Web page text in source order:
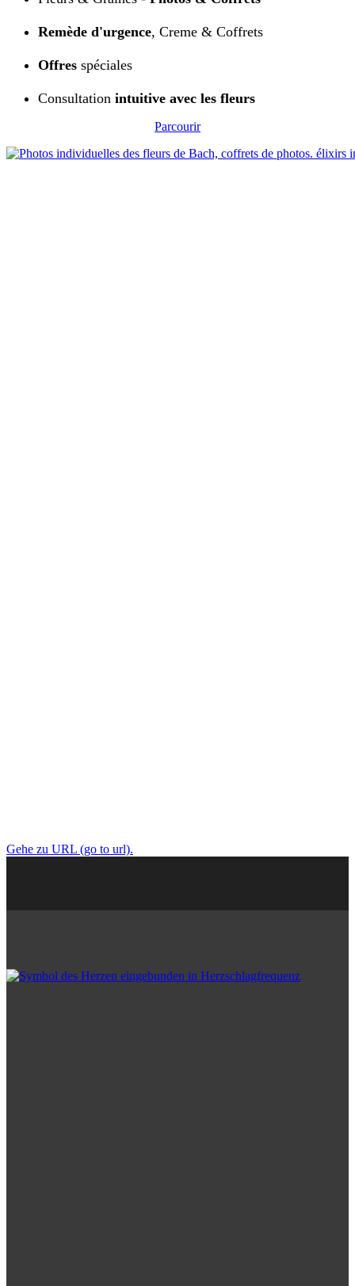
Remède d'urgence, Creme & Coffrets
Offres spéciales
Consultation intuitive avec les fleurs
Parcourir
Gehe zu URL (go to url).